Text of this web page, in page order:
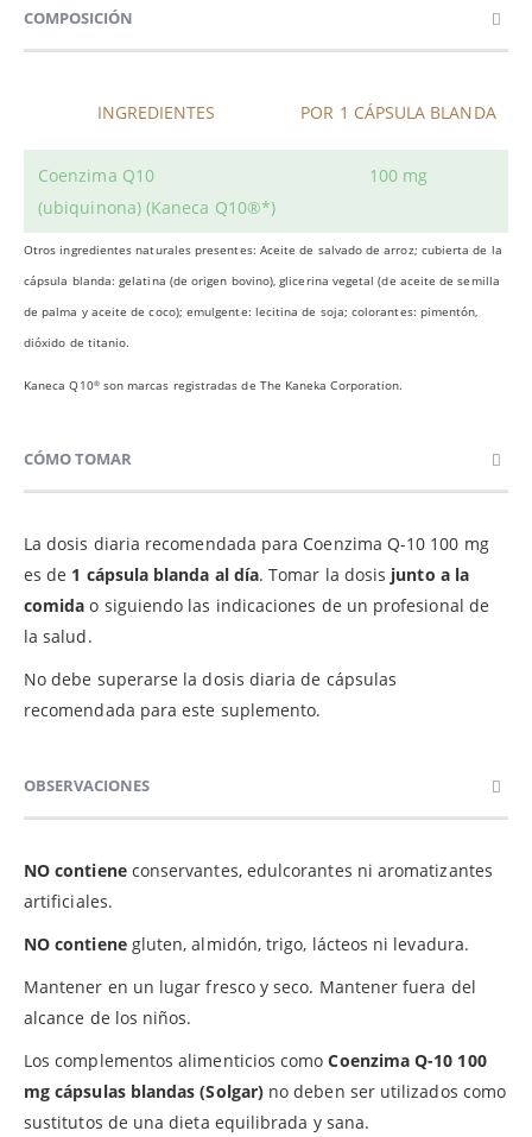
COMPOSICIÓN
INGREDIENTES POR 1 CÁPSULA BLANDA
Coenzima Q10
(ubiquinona) (Kaneca Q10®*)
100 mg
Otros ingredientes naturales presentes: Aceite de salvado de arroz; cubierta de la
cápsula blanda: gelatina (de origen bovino), glicerina vegetal (de aceite de semilla
de palma y aceite de coco); emulgente: lecitina de soja; colorantes: pimentón,
dióxido de titanio.
Kaneca Q10®son marcas registradas de The Kaneka Corporation.
CÓMO TOMAR
La dosis diaria recomendada para Coenzima Q-10 100 mg
es de 1 cápsula blanda al día. Tomar la dosis junto a la
comida o siguiendo las indicaciones de un profesional de
la salud.
No debe superarse la dosis diaria de cápsulas
recomendada para este suplemento.
OBSERVACIONES
NO contieneconservantes, edulcorantes ni aromatizantes
artificiales.
NO contienegluten, almidón, trigo, lácteos ni levadura.
Mantener en un lugar fresco y seco. Mantener fuera del
alcance de los niños.
Los complementos alimenticios comoCoenzima Q-10 100
mg cápsulas blandas (Solgar)no deben ser utilizados como
sustitutos de una dieta equilibrada y sana.